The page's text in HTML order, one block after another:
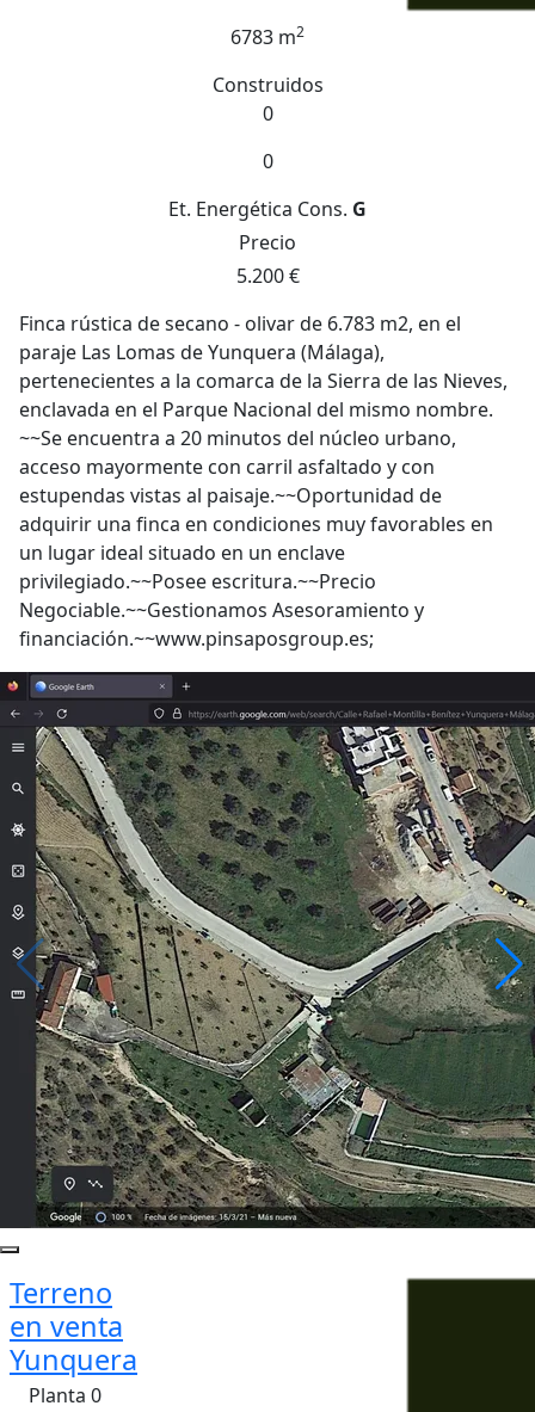
6783 m2
Construidos
0
0
Et. Energética Cons. G
Precio
5.200 €
Finca rústica de secano - olivar de 6.783 m2, en el
paraje Las Lomas de Yunquera (Málaga),
pertenecientes a la comarca de la Sierra de las Nieves,
enclavada en el Parque Nacional del mismo nombre.
~~Se encuentra a 20 minutos del núcleo urbano,
acceso mayormente con carril asfaltado y con
estupendas vistas al paisaje.~~Oportunidad de
adquirir una finca en condiciones muy favorables en
un lugar ideal situado en un enclave
privilegiado.~~Posee escritura.~~Precio
Negociable.~~Gestionamos Asesoramiento y
financiación.~~www.pinsaposgroup.es;
Terreno
en venta
Yunquera
Planta 0